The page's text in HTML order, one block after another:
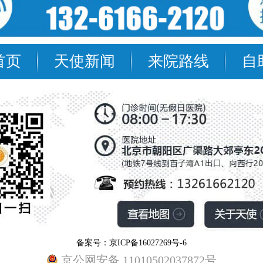
页 天使新闻 来院路线 自
备案号：京ICP备16027269号-6
京公网安备 11010502037872号